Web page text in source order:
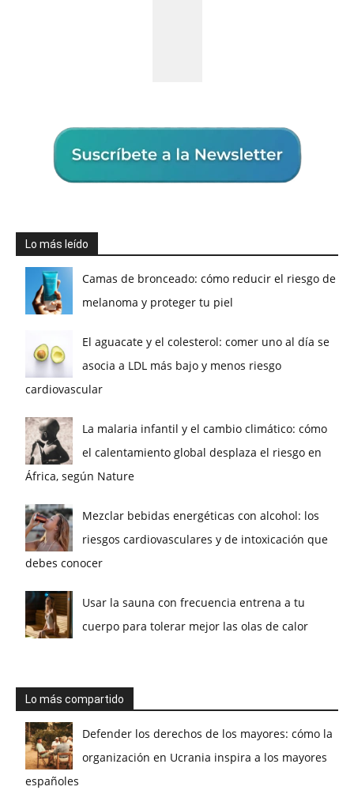
Lo más leído
Camas de bronceado: cómo reducir el riesgo de
melanoma y proteger tu piel
El aguacate y el colesterol: comer uno al día se
asocia a LDL más bajo y menos riesgo
cardiovascular
La malaria infantil y el cambio climático: cómo
el calentamiento global desplaza el riesgo en
África, según Nature
Mezclar bebidas energéticas con alcohol: los
riesgos cardiovasculares y de intoxicación que
debes conocer
Usar la sauna con frecuencia entrena a tu
cuerpo para tolerar mejor las olas de calor
Lo más compartido
Defender los derechos de los mayores: cómo la
organización en Ucrania inspira a los mayores
españoles